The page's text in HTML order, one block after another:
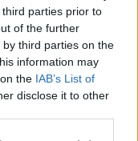
parties prior to
of the further
third parties on the
information may
the IAB’s List of
disclose it to other